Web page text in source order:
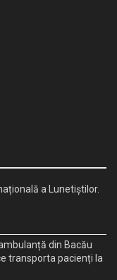
a Lunetiștilor.
din Bacău
transporta pacienți la